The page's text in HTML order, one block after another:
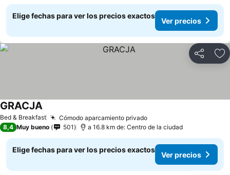
Elige fechas para ver los precios exactos
Ver precios
Compartir
Bed & Breakfast Cómodo aparcamiento privadoVer precios
GRACJAVer precios
8,4 Muy bueno 501 a 16.8 km de: Centro de la ciudad
Elige fechas para ver los precios exactos
Ver precios